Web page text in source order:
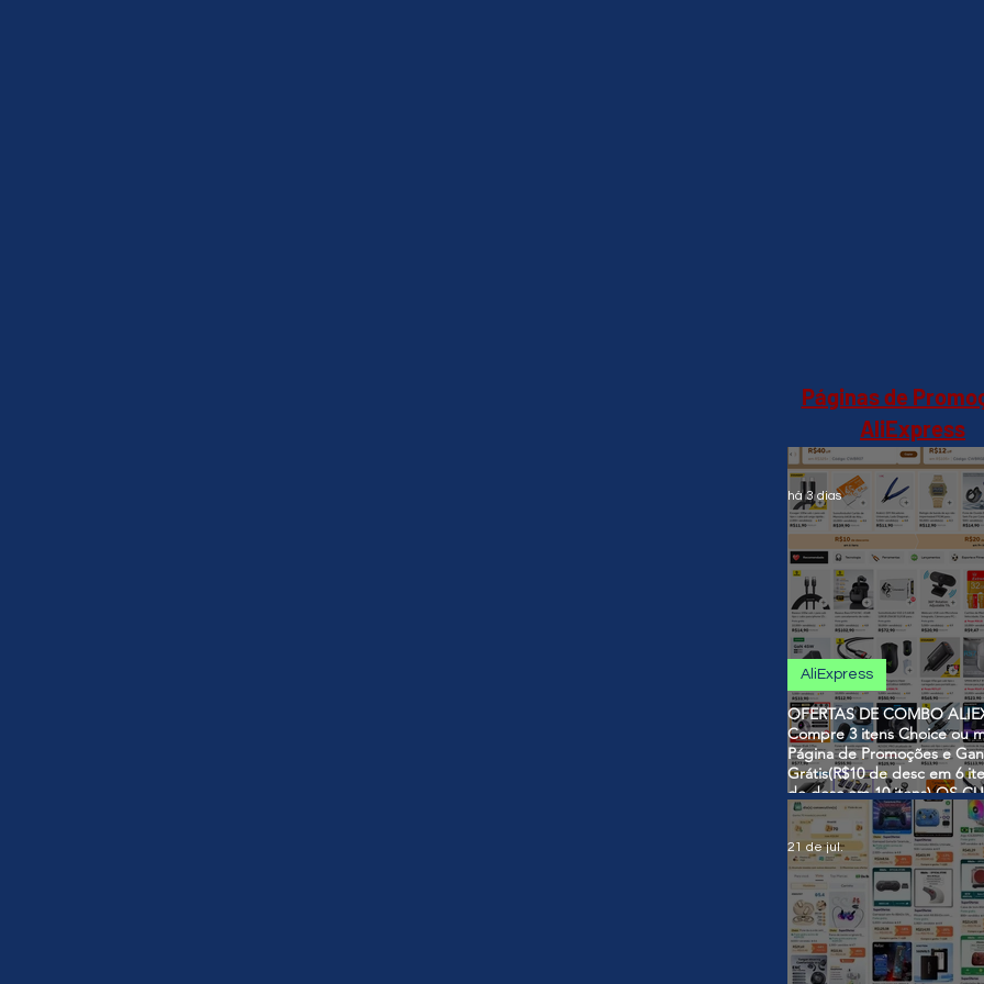
Páginas de
AliExpress
OFERTAS DE COMBO
Compre 3 itens Choice ou
Página de Promoções e
Grátis(R$10 de desc em 6
de desc em 10 itens) OS
SÃO VÁLIDOS NO COMBO
AliExpress
há 3 dias
21 de jul.